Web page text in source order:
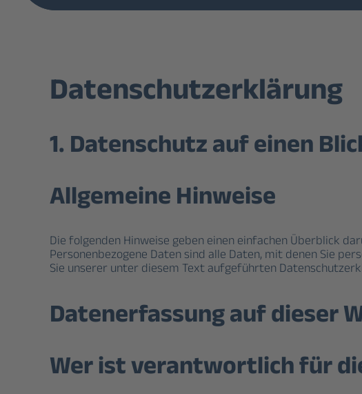
Datenschutzerklärung
1. Datenschutz auf einen
Allgemeine Hinweise
Die folgenden Hinweise geben einen einfachen Überblick
Personenbezogene Daten sind alle Daten, mit denen Sie
Sie unserer unter diesem Text aufgeführten
Datenerfassung auf dieser
Wer ist verantwortlich für